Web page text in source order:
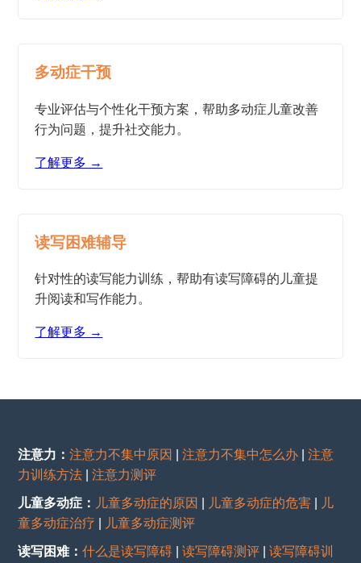
多动症干预
专业评估与个性化干预方案，帮助多动症儿童改善
行为问题，提升社交能力。
了解更多 →
读写困难辅导
针对性的读写能力训练，帮助有读写障碍的儿童提
升阅读和写作能力。
了解更多 →
注意力：注意力不集中原因 |注意力不集中怎么办 |注意
力训练方法 |注意力测评
儿童多动症： 儿童多动症的原因 儿童多动症的危害
儿
童多动症治疗
儿童多动症测评
读写困难：什么是读写障碍 |读写障碍测评 |读写障碍训